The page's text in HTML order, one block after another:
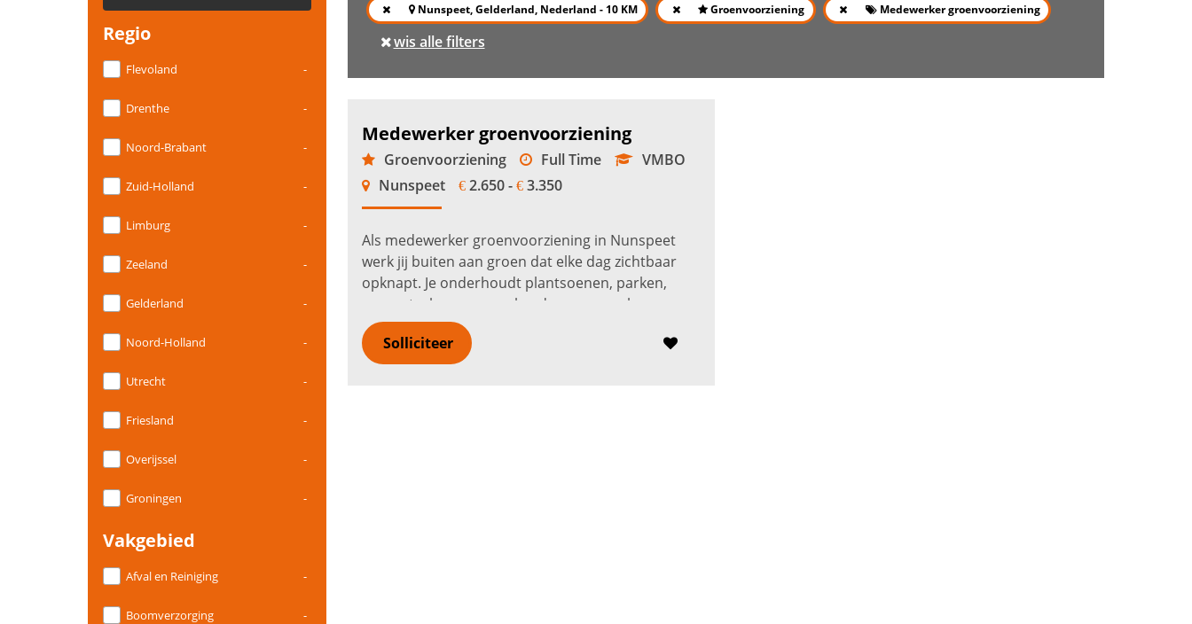
Regio
Flevoland -
Drenthe -
Noord-Brabant -
Zuid-Holland -
Limburg -
Zeeland -
Gelderland -
Noord-Holland -
Utrecht -
Friesland -
Overijssel -
Groningen -
Vakgebied
Afval en Reiniging -
Boomverzorging -
Nunspeet, Gelderland, Nederland - 10 KM Groenvoorziening Medewerker groenvoorziening
wis alle filters
Medewerker groenvoorziening
Groenvoorziening Full Time
VMBO
Nunspeet
€2.650 - €3.350
Als medewerker groenvoorziening in Nunspeet
werk jij buiten aan groen dat elke dag zichtbaar
opknapt. Je onderhoudt plantsoenen, parken,
groenstroken, gazons, borders en openbaar
groen in Nunspeet en omgeving. Met 1 tot ...
verderSolliciteer